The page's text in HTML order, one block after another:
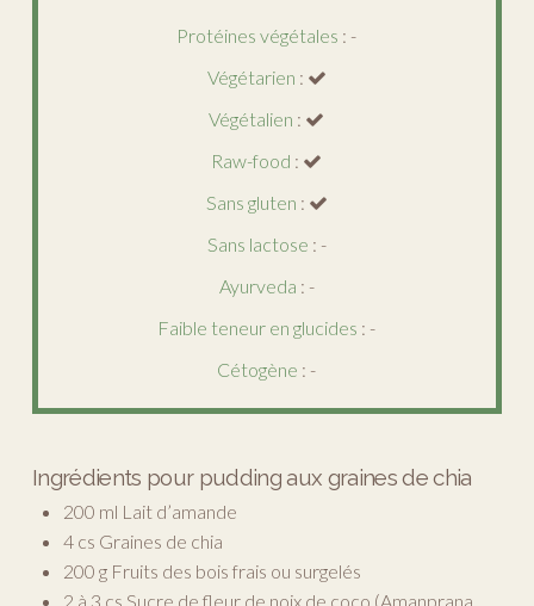
Ingrédients pour pudding aux graines de chia
200 ml Lait d’amande
4 cs Graines de chia
200 g Fruits des bois frais ou surgelés
2 à 3 cs Sucre de fleur de noix de coco (Amanprana
Protéines végétales : -
Végétarien :
Végétalien :
Raw-food :
Sans gluten :
Sans lactose : -
Ayurveda : -
Faible teneur en glucides : -
Cétogène : -